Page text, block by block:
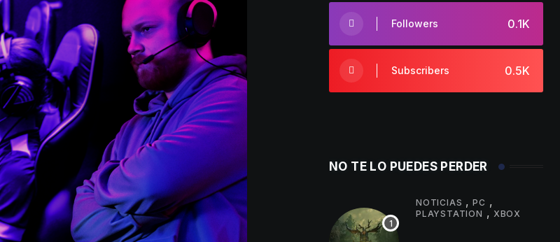
0.1K
Followers
0.5K
Subscribers
NO TE LO PUEDES PERDER
NOTICIAS ,PC ,
PLAYSTATION , XBOX